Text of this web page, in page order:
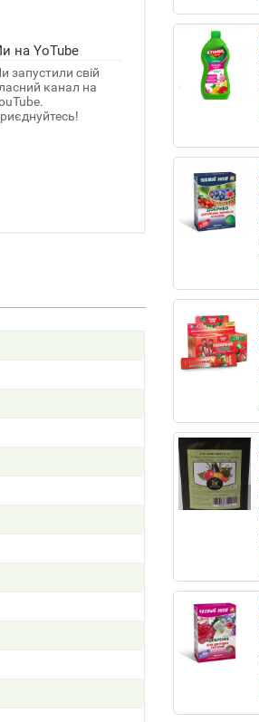
на YoTube
запустили свій
канал на